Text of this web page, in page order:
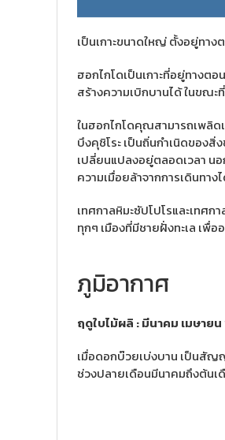
เป็นเกาะขนาดใหญ่ ตั้งอยู่ทา
ฮอกไกโดเป็นเกาะที่อยู่ทาง
สร้างความเบิกบานได้ ในขณ
ในฮอกไกโดคุณสามารถเพลิด
บึงคุชิโระ เป็นถิ่นกำเนิดของ
เปลี่ยนแปลงอยู่ตลอดเวลา น
ความเมื่อยล้าจากการเดินทาง
เทศกาลหิมะซัปโปโรและเทศ
ทุกๆ เมืองที่มีชายฝั่งทะเล เพื่
ภูมิอากาศ
ฤดูใบไม้ผลิ : มีนาคม เมษาย
เมื่อดอกบ๊วยเบ่งบาน เป็นสัญ
ช่วงปลายเดือนมีนาคมถึงต้น